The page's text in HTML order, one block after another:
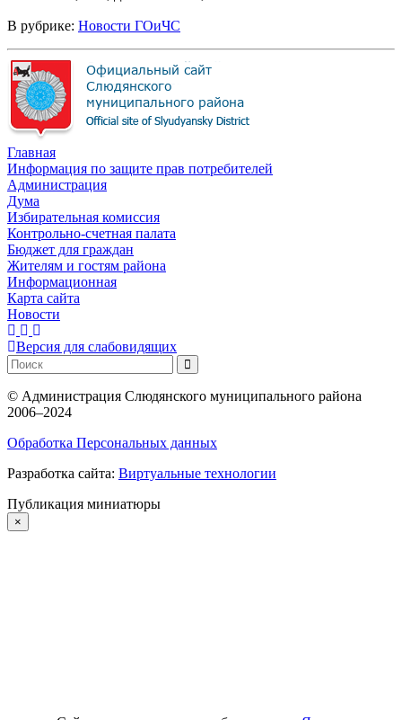
В рубрике: Новости ГОиЧС
Главная
Информация по защите прав потребителей
Администрация
Дума
Избирательная комиссия
Контрольно-счетная палата
Бюджет для граждан
Жителям и гостям района
Информационная
Карта сайта
Новости
Версия для слабовидящих
© Администрация Слюдянского муниципального района
2006–2024
Обработка Персональных данных
Разработка сайта: Виртуальные технологии
Публикация миниатюры
×